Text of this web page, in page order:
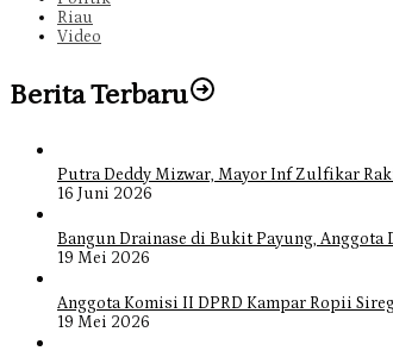
Riau
Video
Berita Terbaru
Putra Deddy Mizwar, Mayor Inf Zulfikar
16 Juni 2026
Bangun Drainase di Bukit Payung,
19 Mei 2026
Anggota Komisi II DPRD Kampar Ropii
19 Mei 2026